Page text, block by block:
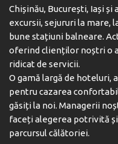
snack bar. Leisure
cycling/mountain
and massage
by third-party operators.
Multilingual, powered
124971
Meals
The dining area
options include half
Chișinău, București, Iași
excursii, sejururi la mare,
bune stațiuni balneare.
oferind clienților noștri o
ridicat de servicii.
O gamă largă de hoteluri,
pentru cazarea
găsiți la noi. Managerii
faceți alegerea potrivită
parcursul călătoriei.